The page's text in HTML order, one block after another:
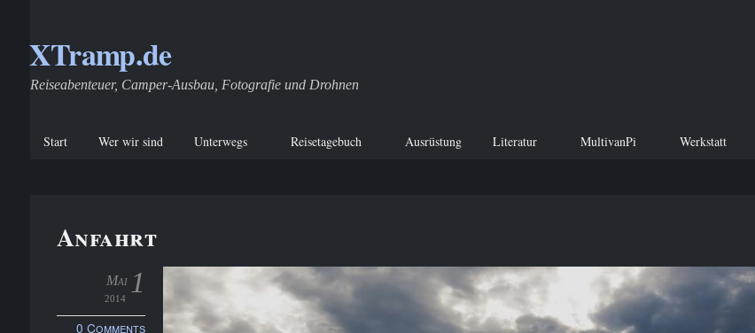
XTramp.de
Reiseabenteuer, Camper-Ausbau, Fotografie und Drohnen
Start Wer wir sind Unterwegs Reisetagebuch Ausrüstung Literatur MultivanPi Werkstatt
Anfahrt
1
Mai
2014
0 Comments